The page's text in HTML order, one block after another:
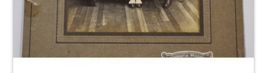
Centro Cultural Peruano Japonés